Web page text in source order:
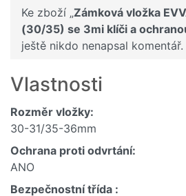
Ke zboží „Zámková vložka
(30/35) se 3mi klíči a
ještě nikdo nenapsal
Vlastnosti
Rozměr vložky:
30-31/35-36mm
Ochrana proti odvrtání:
ANO
Bezpečnostní třída :